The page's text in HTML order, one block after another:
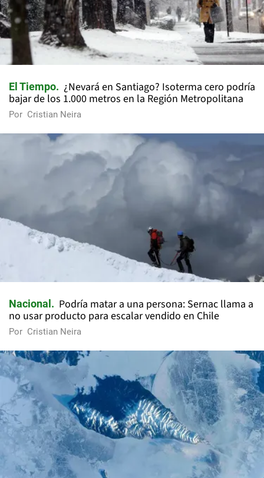
El Tiempo
¿Nevará en Santiago? Isoterma cero podría
bajar de los 1.000 metros en la Región Metropolitana
Por Cristian Neira
Nacional
Podría matar a una persona: Sernac llama a
no usar producto para escalar vendido en Chile
Por Cristian Neira